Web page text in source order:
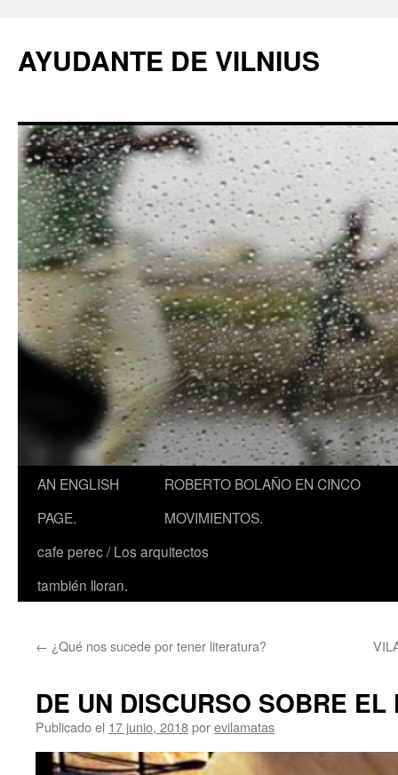
AYUDANTE DE VILNIUS
AN ENGLISH
PAGE.
ROBERTO BOLAÑO EN CINCO
MOVIMIENTOS.
cafe perec / Los arquitectos
también lloran.
← ¿Qué nos sucede por tener literatura?
DE UN DISCURSO SOBRE EL
Publicado el 17 junio, 2018porevilamatas